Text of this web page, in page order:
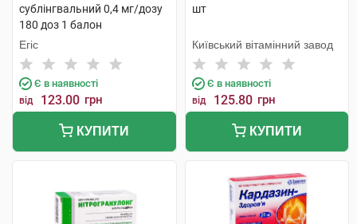
сублінгвальний 0,4 мг/дозу
180 доз 1 балон
Егіс
Є в наявності
від 123.00 грн
КУПИТИ
шт
Київський вітамінний завод
Є в наявності
від 125.80 грн
КУПИТИ